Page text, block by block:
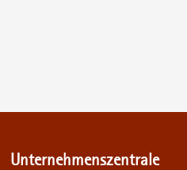
Unternehmenszentrale